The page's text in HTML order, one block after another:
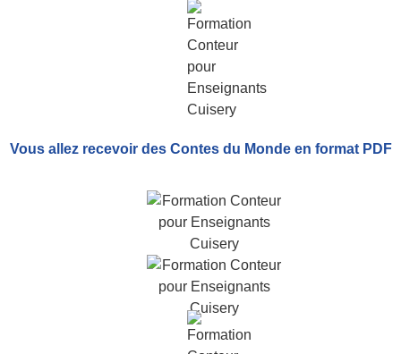
Vous allez recevoir des Contes du Monde en format PDF